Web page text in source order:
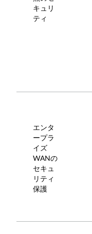
キュリ
ティ
エンタ
ープラ
イズ
WANの
セキュ
リティ
保護